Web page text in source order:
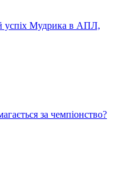
успіх Мудрика в АПЛ,
за чемпіонство?